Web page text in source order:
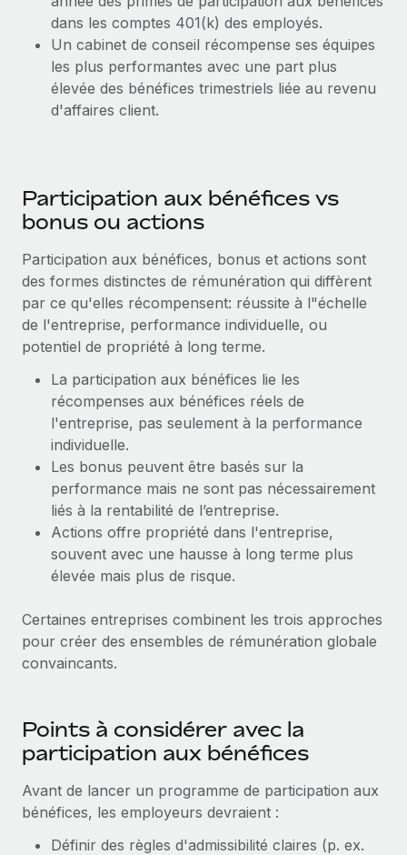
dans les comptes 401(k) des employés.
Un cabinet de conseil récompense ses équipes
les plus performantes avec une part plus
élevée des bénéfices trimestriels liée au revenu
d'affaires client.
Participation aux bénéfices vs
bonus ou actions
Participation aux bénéfices, bonus et actions sont
des formes distinctes de rémunération qui diffèrent
par ce qu'elles récompensent: réussite à l"échelle
de l'entreprise, performance individuelle, ou
potentiel de propriété à long terme.
La participation aux bénéfices lie les
récompenses aux bénéfices réels de
l'entreprise, pas seulement à la performance
individuelle.
Les bonus peuvent être basés sur la
performance mais ne sont pas nécessairement
liés à la rentabilité de l’entreprise.
Actions offre propriété dans l'entreprise,
souvent avec une hausse à long terme plus
élevée mais plus de risque.
Certaines entreprises combinent les trois approches
pour créer des ensembles de rémunération globale
convaincants.
Points à considérer avec la
participation aux bénéfices
Avant de lancer un programme de participation aux
bénéfices, les employeurs devraient :
Définir des règles d'admissibilité claires (p. ex.